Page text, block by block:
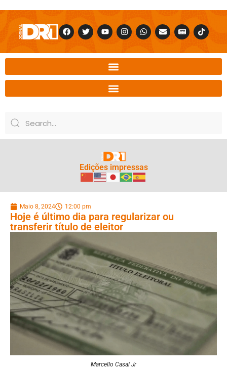
Edições impressas
Maio 8, 2024 12:00 pm
Hoje é último dia para regularizar ou
transferir título de eleitor
Marcello Casal Jr